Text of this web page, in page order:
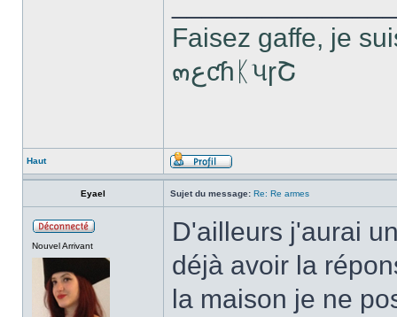
Faisez gaffe, je
๓ﻉƈɦᛕપɼՇ
Haut
Eyael Sujet du message: Re: Re armes
Nouvel Arrivant
D'ailleurs j'aurai
déjà avoir la
la maison je ne